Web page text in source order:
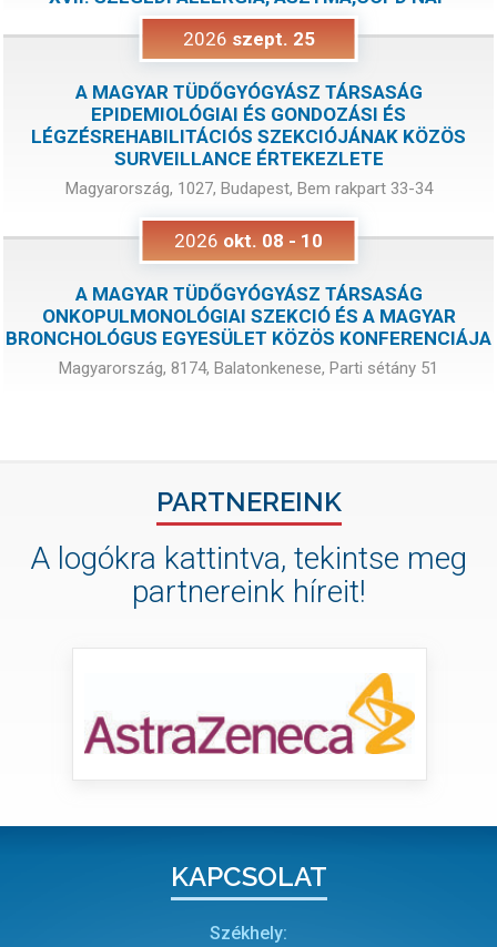
2026 szept. 25
A MAGYAR TÜDŐGYÓGYÁSZ TÁRSASÁG
EPIDEMIOLÓGIAI ÉS GONDOZÁSI ÉS
LÉGZÉSREHABILITÁCIÓS SZEKCIÓJÁNAK KÖZÖS
SURVEILLANCE ÉRTEKEZLETE
Magyarország, 1027, Budapest, Bem rakpart 33-34
2026 okt. 08 - 10
A MAGYAR TÜDŐGYÓGYÁSZ TÁRSASÁG
ONKOPULMONOLÓGIAI SZEKCIÓ ÉS A MAGYAR
BRONCHOLÓGUS EGYESÜLET KÖZÖS KONFERENCIÁJA
Magyarország, 8174, Balatonkenese, Parti sétány 51
PARTNEREINK
A logókra kattintva, tekintse meg
partnereink híreit!
KAPCSOLAT
Székhely: